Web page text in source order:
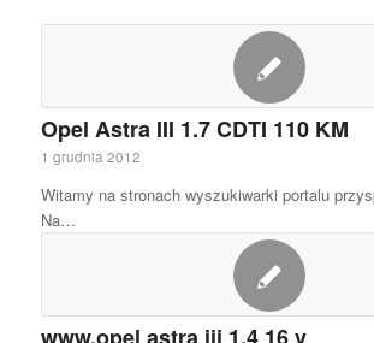
Opel Astra III 1.7 CDTI 110 KM
1 grudnia 2012
Witamy na stronach wyszukiwarki portalu
Na…